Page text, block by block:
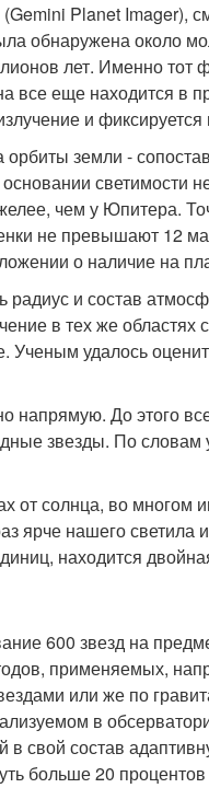
Planet Imager),
обнаружена около
лет. Именно тот
все еще находится в
и
земли -
светимости
чем у Юпитера.
не превышают 12
о наличие на
радиус и состав
в тех же областях
удалось
До этого
звезды. По
от солнца, во
ярче нашего светила
находится
600 звезд на
применяемых,
или же по
в
свой состав
больше 20 процентов